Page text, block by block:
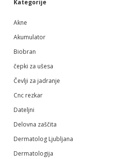
Sidebar
Kategorije
Akne
Akumulator
Biobran
čepki za ušesa
Čevlji za jadranje
Cnc rezkar
Dateljni
Delovna zaščita
Dermatolog Ljubljana
Dermatologija